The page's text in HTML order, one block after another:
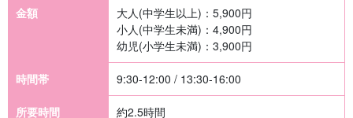
金額 大人(中学生以上)： 5,900円
小人(中学生未満)： 4,900円
幼児(小学生未満)： 3,900円
時間帯 9:30-12:00 / 13:30-16:00
所要時間 約2.5時間